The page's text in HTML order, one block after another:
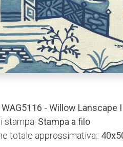
WAG5116 - Willow Lanscape
stampa: Stampa a filo
totale approssimativa::